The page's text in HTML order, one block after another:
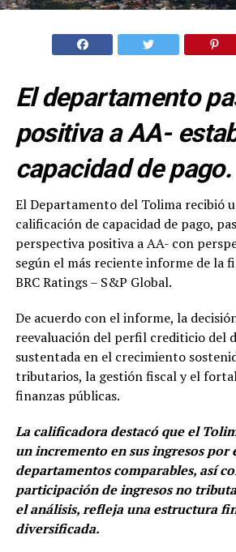
El departamento
positiva a AA-
capacidad de pago.
El Departamento del Tolima recibió
calificación de capacidad de pago,
perspectiva positiva a AA- con
según el más reciente informe de la
BRC Ratings – S&P Global.
De acuerdo con el informe, la
reevaluación del perfil crediticio del
sustentada en el crecimiento
tributarios, la gestión fiscal y el
finanzas públicas.
La calificadora destacó que el
un incremento en sus ingresos por
departamentos comparables, así
participación de ingresos no
el análisis, refleja una estructura
diversificada.